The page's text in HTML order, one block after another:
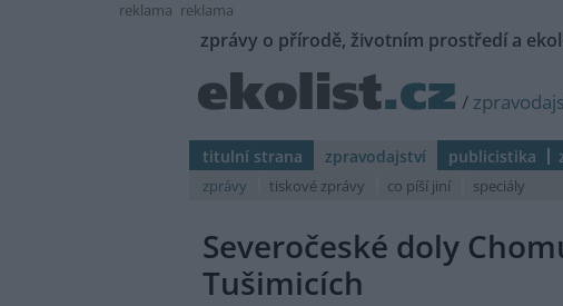
reklama reklama
zprávy o přírodě, životním prostředí a
/
titulní strana zpravodajství publicistika
zprávy tiskové zprávy co píší jiní speciály
Severočeské doly
Tušimicích